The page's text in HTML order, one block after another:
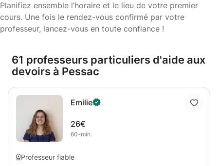
Planifiez ensemble l’horaire et le lieu de votre premier
cours. Une fois le rendez-vous confirmé par votre
professeur, lancez-vous en toute confiance !
61 professeurs particuliers d'aide aux
devoirs à Pessac
Emilie
26€
60-min.
Professeur fiable